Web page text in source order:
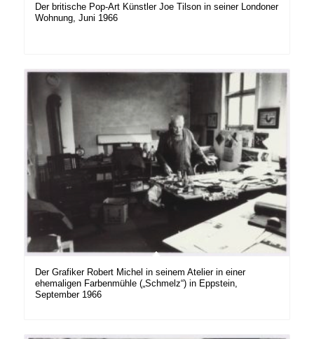
Der britische Pop-Art Künstler Joe Tilson in seiner Londoner
Wohnung, Juni 1966
Der Grafiker Robert Michel in seinem Atelier in einer
ehemaligen Farbenmühle („Schmelz“) in Eppstein,
September 1966